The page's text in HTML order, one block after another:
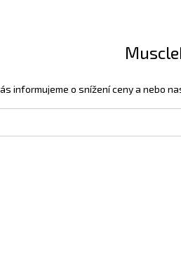
informujeme o snížení ceny a nebo